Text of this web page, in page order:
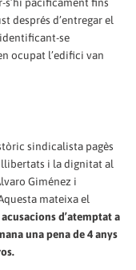
després d’entregar el
se
ocupat l’edifici van
sindicalista pagès
llibertats i la dignitat al
Giménez i
mateixa el
d’atemptat a
una pena de 4 anys